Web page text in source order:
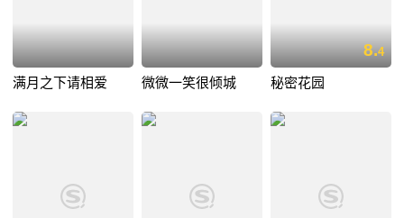
满月之下请相爱 微微一笑很倾城
8.4
秘密花园